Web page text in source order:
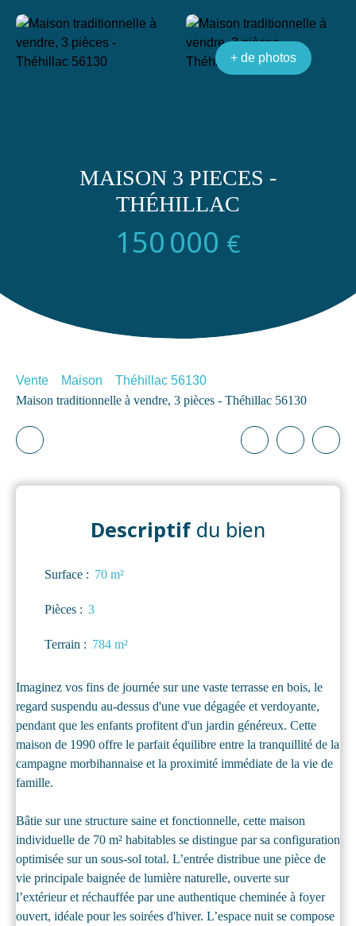
+ de photos
MAISON 3 PIECES -
THÉHILLAC
150 000 €
Vente Maison
Théhillac 56130
Maison traditionnelle à vendre, 3 pièces - Théhillac 56130
Descriptifdu bien
Surface : 70 m²
Pièces : 3
Terrain : 784 m²
Imaginez vos fins de journée sur une vaste terrasse en bois, le
regard suspendu au-dessus d'une vue dégagée et verdoyante,
pendant que les enfants profitent d'un jardin généreux. Cette
maison de 1990 offre le parfait équilibre entre la tranquillité de la
campagne morbihannaise et la proximité immédiate de la vie de
famille.
Bâtie sur une structure saine et fonctionnelle, cette maison
individuelle de 70 m² habitables se distingue par sa configuration
optimisée sur un sous-sol total. L’entrée distribue une pièce de
vie principale baignée de lumière naturelle, ouverte sur
l’extérieur et réchauffée par une authentique cheminée à foyer
ouvert, idéale pour les soirées d'hiver. L’espace nuit se compose